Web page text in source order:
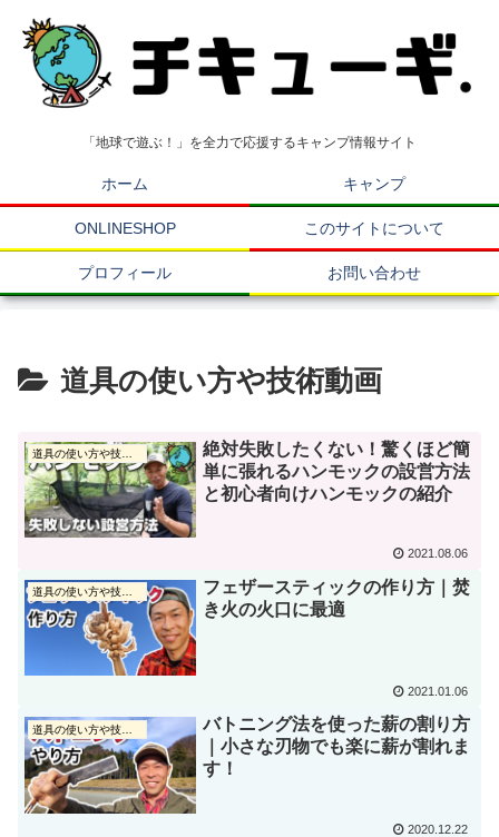
「地球で遊ぶ！」を全力で応援するキャンプ情報サイト
ホーム キャンプ
ONLINESHOP このサイトについて
プロフィール お問い合わせ
道具の使い方や技術動画
道具の使い方や技術動画
絶対失敗したくない！驚くほど簡
単に張れるハンモックの設営方法
と初心者向けハンモックの紹介
2021.08.06
道具の使い方や技術動画
フェザースティックの作り方｜焚
き火の火口に最適
2021.01.06
道具の使い方や技術動画
バトニング法を使った薪の割り方
｜小さな刃物でも楽に薪が割れま
す！
2020.12.22